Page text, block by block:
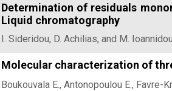
Determination of residuals
Liquid chromatography
I. Sideridou, D. Achilias, and M.
Molecular characterization of
Boukouvala E., Antonopoulou E., Favre-